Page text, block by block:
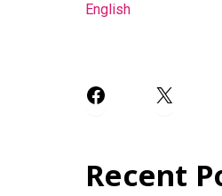
English
Facebook
X
Recent